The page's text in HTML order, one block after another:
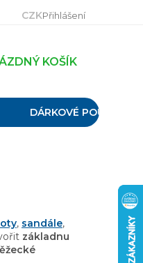
Velikostní tabulky
CZKPřihlášení
KOŠÍK
DÁRKOVÉ POUKAZY
, sandále,
základnu